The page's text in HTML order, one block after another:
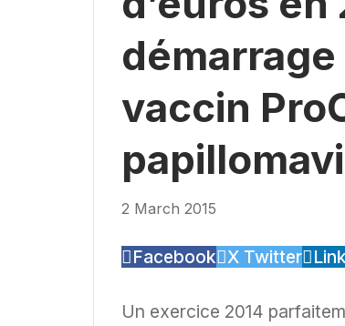
démarrage
vaccin
2 March 2015
Facebook X Twitter
Un exercice 2014